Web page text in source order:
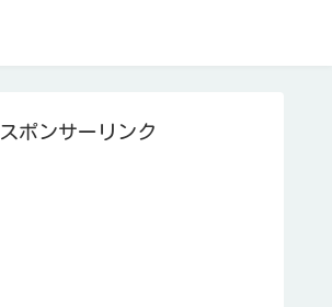
スポンサーリンク